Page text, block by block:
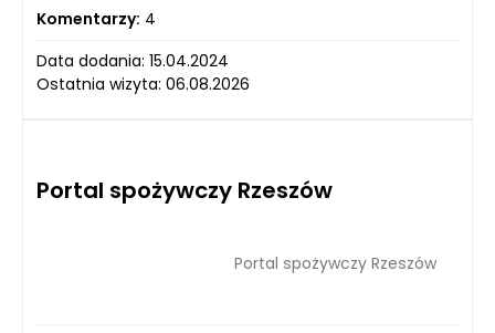
Komentarzy: 4
Data dodania: 15.04.2024
Ostatnia wizyta: 06.08.2026
Portal spożywczy Rzeszów
Portal spożywczy Rzeszów